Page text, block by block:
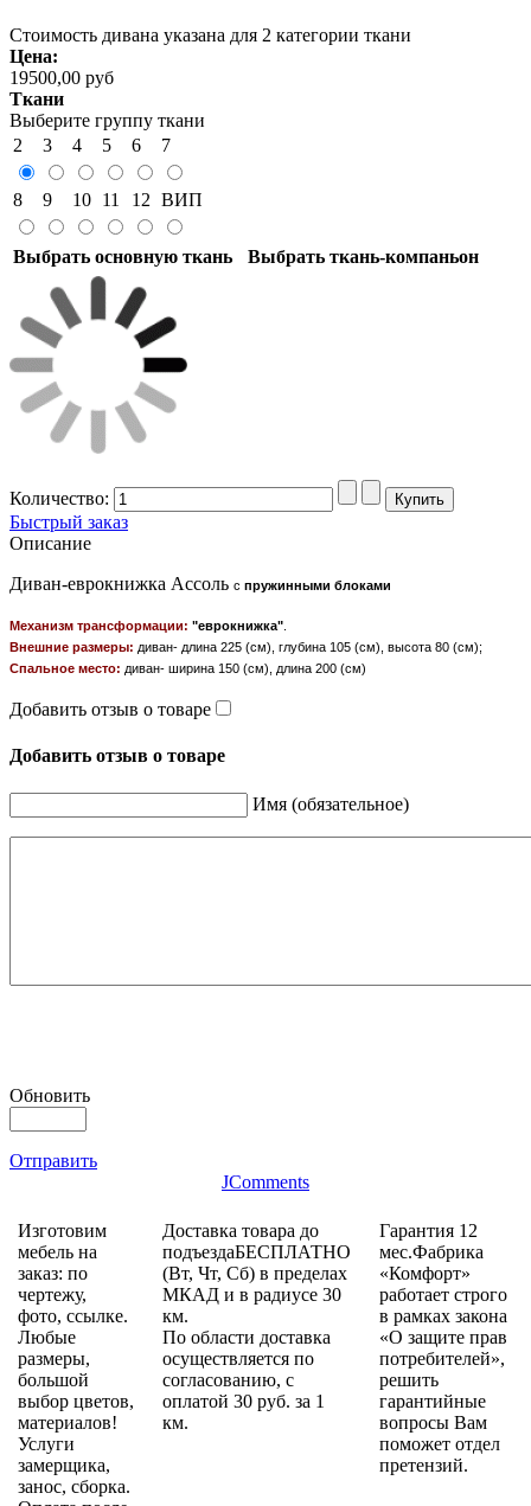
Стоимость дивана указана для 2 категории ткани
Цена:
19500,00 руб
Ткани
Выберите группу ткани
2
3 4 5 6 7
8 9 10 11 12 ВИП
Выбрать основную ткань Выбрать ткань-компаньон
Количество:
Быстрый заказ
Описание
Диван-еврокнижка Ассоль с пружинными блоками
Механизм трансформации: "еврокнижка"
Внешние размеры: диван- длина 225 (см), глубина 105 (см), высота 80 (см);
Спальное место: диван- ширина 150 (см), длина 200 (см)
Добавить отзыв о товаре
Добавить отзыв о товаре
Имя (обязательное)
Обновить
Отправить
JComments
Изготовим
мебель на
заказ: по
чертежу,
фото, ссылке.
Любые
размеры,
большой
выбор цветов,
материалов!
Услуги
замерщика,
занос, сборка.
Доставка товара до
подъездаБЕСПЛАТНО
(Вт, Чт, Сб) в пределах
МКАД и в радиусе 30
км.
По области доставка
осуществляется по
согласованию, с
оплатой 30 руб. за 1
км.
Гарантия 12
мес.Фабрика
«Комфорт»
работает строго
в рамках закона
«О защите прав
потребителей»,
решить
гарантийные
вопросы Вам
поможет отдел
претензий.